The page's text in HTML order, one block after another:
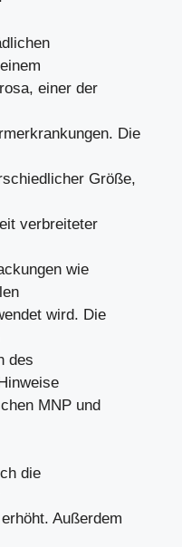
einer der
Die
Größe,
verbreiteter
wie
wird. Die
des
MNP und
die
Außerdem